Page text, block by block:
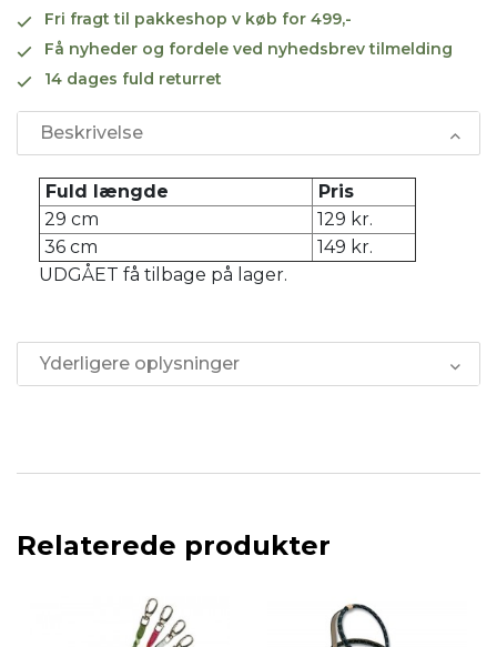
Fri fragt til pakkeshop v køb for 499,-
Få nyheder og fordele ved nyhedsbrev tilmelding
14 dages fuld returret
Beskrivelse
Fuld længde
Pris
29 cm
129 kr.
36 cm
149 kr.
UDGÅET få tilbage på lager.
Yderligere oplysninger
Relaterede produkter